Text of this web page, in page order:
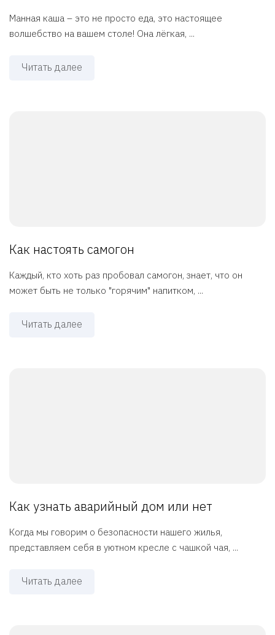
Манная каша – это не просто еда, это настоящее
волшебство на вашем столе! Она лёгкая, ...
Читать далее
Как настоять самогон
Каждый, кто хоть раз пробовал самогон, знает, что он
может быть не только "горячим" напитком, ...
Читать далее
Как узнать аварийный дом или нет
Когда мы говорим о безопасности нашего жилья,
представляем себя в уютном кресле с чашкой чая, ...
Читать далее